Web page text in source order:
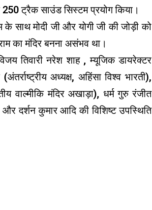
ट्रैक साउंड सिस्टम प्रयोग किया।
के साथ मोदी जी और योगी जी की जोड़ी को
का मंदिर बनना असंभव था।
तिवारी नरेश शाह , म्यूजिक डायरेक्टर
अध्यक्ष, अहिंसा विश्व भारती),
वाल्मीकि मंदिर अखाड़ा), धर्म गुरु रंजीत
और दर्शन कुमार आदि की विशिष्ट उपस्थिति